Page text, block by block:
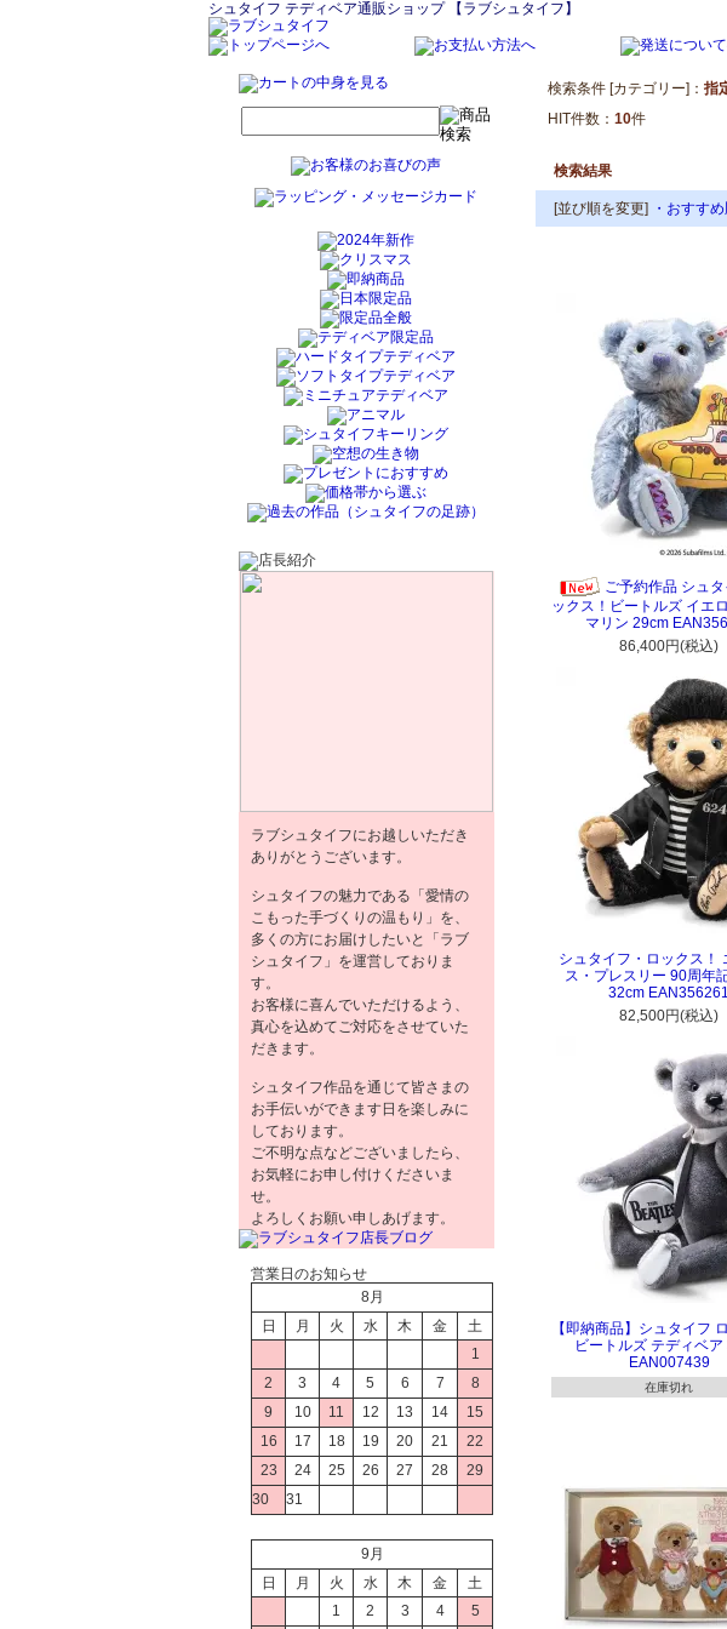
シュタイフ テディベア通販ショップ 【ラブシュタイフ】
ラブシュタイフにお越しいただき
ありがとうございます。
シュタイフの魅力である「愛情の
こもった手づくりの温もり」を、
多くの方にお届けしたいと「ラブ
シュタイフ」を運営しておりま
す。
お客様に喜んでいただけるよう、
真心を込めてご対応をさせていた
だきます。
シュタイフ作品を通じて皆さまの
お手伝いができます日を楽しみに
しております。
ご不明な点などございましたら、
お気軽にお申し付けくださいま
せ。
よろしくお願い申しあげます。
営業日のお知らせ
8月
日
月 火 水 木 金
土
1
2
3 4 5 6 7
8
9
10 11 12 13 14
15
16
17 18 19 20 21
22
23
24 25 26 27 28
29
30
31
9月
日
月 火 水 木 金
土
1
2 3 4 5
検索条件 [カテゴリー]： 指
HIT件数： 10件
検索結果
[並び順を変更] ・おすす
ご予約作品 シュ
ックス！ビートルズ イエ
マリン 29cm
86,400円(税込)
シュタイフ・ロックス！
ス・プレスリー 90周年
32cm EAN356261
82,500円(税込)
【即納商品】シュタイフ
ビートルズ テディベ
EAN007439
在庫切れ